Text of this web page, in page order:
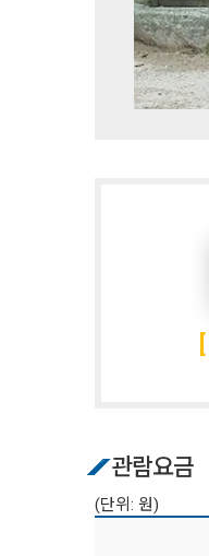
관람요금
(단위: 원)